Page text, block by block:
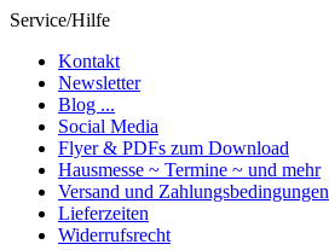
Service/Hilfe
Kontakt
Newsletter
Blog ...
Social Media
Flyer & PDFs zum Download
Hausmesse ~ Termine ~ und mehr
Versand und Zahlungsbedingungen
Lieferzeiten
Widerrufsrecht